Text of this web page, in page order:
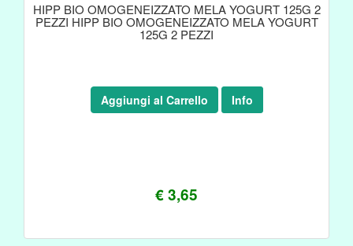
HIPP BIO OMOGENEIZZATO MELA YOGURT 125G 2
PEZZI HIPP BIO OMOGENEIZZATO MELA YOGURT
125G 2 PEZZI
€ 3,65
Aggiungi al Carrello Info